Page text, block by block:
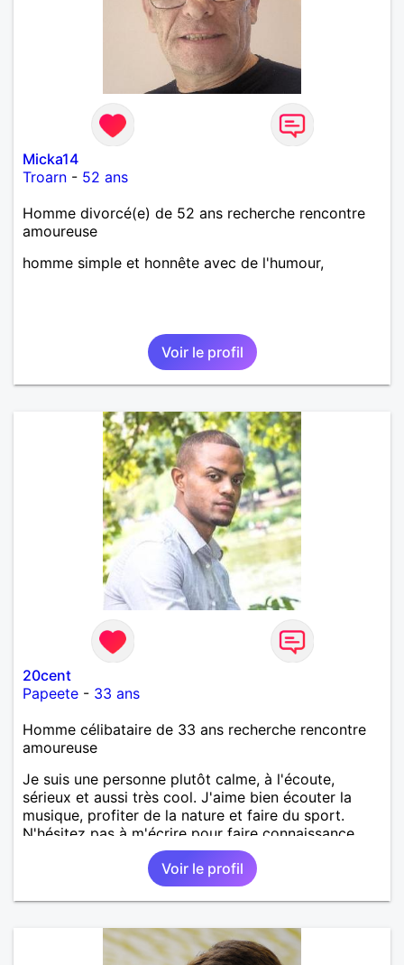
Micka14
Troarn - 52 ans
Homme divorcé(e) de 52 ans recherche rencontre
amoureuse
homme simple et honnête avec de l'humour,
Voir le profil
20cent
Papeete - 33 ans
Homme célibataire de 33 ans recherche rencontre
amoureuse
Je suis une personne plutôt calme, à l'écoute,
sérieux et aussi très cool. J'aime bien écouter la
musique, profiter de la nature et faire du sport.
N'hésitez pas à m'écrire pour faire connaissance.
Voir le profil